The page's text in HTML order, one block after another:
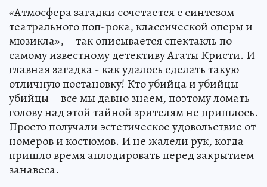
«Атмосфера загадки сочетается с синтезом
театрального поп-рока, классической оперы и
мюзикла», – так описывается спектакль по
самому известному детективу Агаты Кристи. И
главная загадка - как удалось сделать такую
отличную постановку! Кто убийца и убийцы
убийцы – все мы давно знаем, поэтому ломать
голову над этой тайной зрителям не пришлось.
Просто получали эстетическое удовольствие от
номеров и костюмов. И не жалели рук, когда
пришло время аплодировать перед закрытием
занавеса.